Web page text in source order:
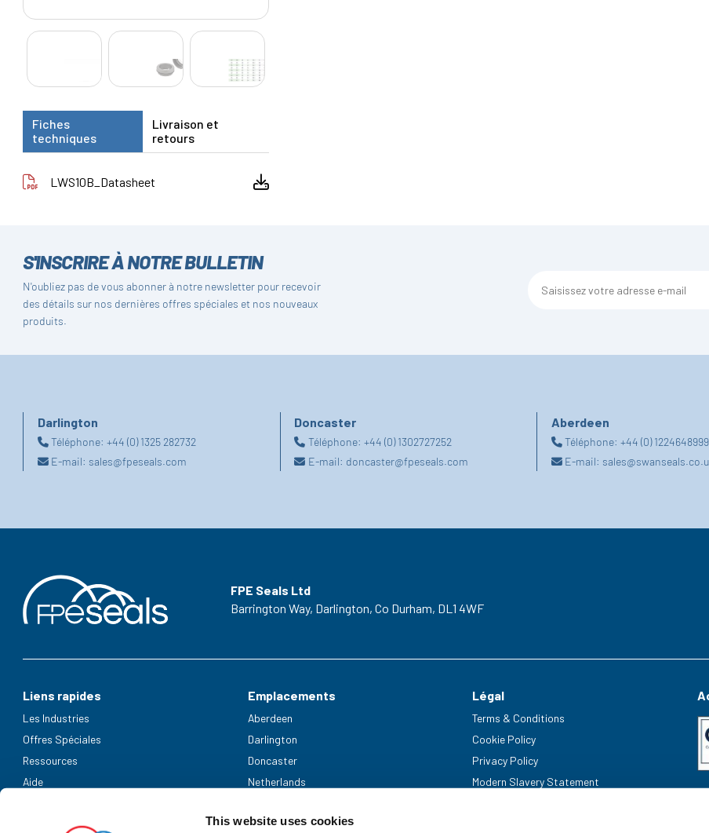
This website uses cookies
Fiches
techniques
Livraison et
retours
LWS10B_Datasheet
S'INSCRIRE À NOTRE BULLETIN
N'oubliez pas de vous abonner à notre newsletter pour recevoir
des détails sur nos dernières offres spéciales et nos nouveaux
produits.
Darlington
Téléphone:+44 (0) 1325 282732
E-mail: sales@fpeseals.com
Doncaster
Téléphone: +44 (0) 1302727252
E-mail: doncaster@fpeseals.com
Aberdeen
Téléphone: +44 (0) 1224648999
E-mail:
FPE Seals Ltd
Barrington Way, Darlington, Co Durham, DL1 4WF
Liens rapides
Les Industries
Offres Spéciales
Ressources
Aide
Emplacements
Aberdeen
Darlington
Doncaster
Netherlands
Légal
Terms & Conditions
Cookie Policy
Privacy Policy
Modern Slavery Statement